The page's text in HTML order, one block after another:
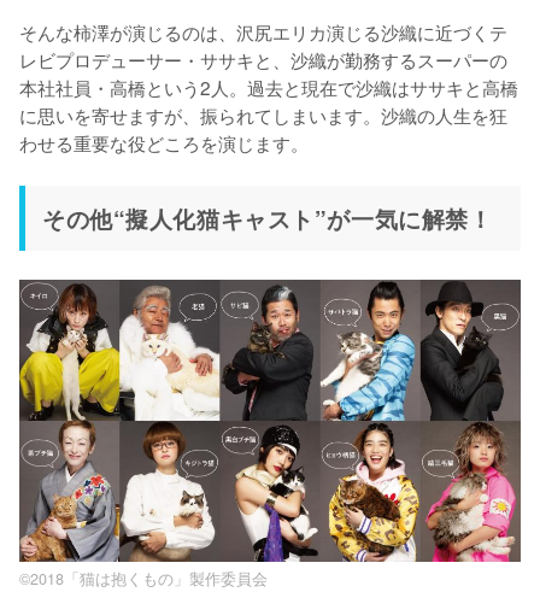
そんな柿澤が演じるのは、沢尻エリカ演じる沙織に近づくテ
レビプロデューサー・ササキと、沙織が勤務するスーパーの
本社社員・高橋という2人。過去と現在で沙織はササキと高橋
に思いを寄せますが、振られてしまいます。沙織の人生を狂
わせる重要な役どころを演じます。
その他“擬人化猫キャスト”が一気に解禁！
©2018「猫は抱くもの」製作委員会